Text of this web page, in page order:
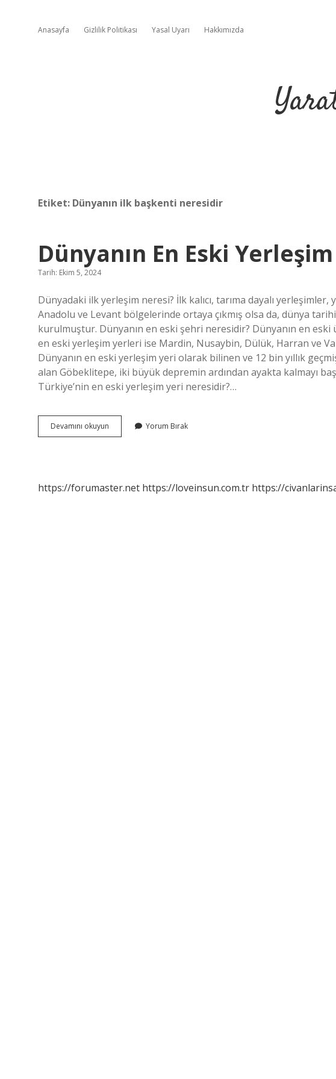
Anasayfa Gizlilik Politikası Yasal Uyarı Hakkımızda
Etiket: Dünyanın ilk başkenti neresidir
Dünyanın En Eski
Tarih: Ekim 5, 2024
Dünyadaki ilk yerleşim neresi? İlk kalıcı, tarıma dayalı yerleşimler,
Anadolu ve Levant bölgelerinde ortaya çıkmış olsa da, dünya
kurulmuştur. Dünyanın en eski şehri neresidir? Dünyanın en eski
en eski yerleşim yerleri ise Mardin, Nusaybin, Dülük, Harran ve
Dünyanın en eski yerleşim yeri olarak bilinen ve 12 bin yıllık
alan Göbeklitepe, iki büyük depremin ardından ayakta kalmayı
Türkiye’nin en eski yerleşim yeri neresidir?…
Devamını okuyun Dünyanın
En
Yorum Bırak
https://forumaster.net https://loveinsun.com.tr https://